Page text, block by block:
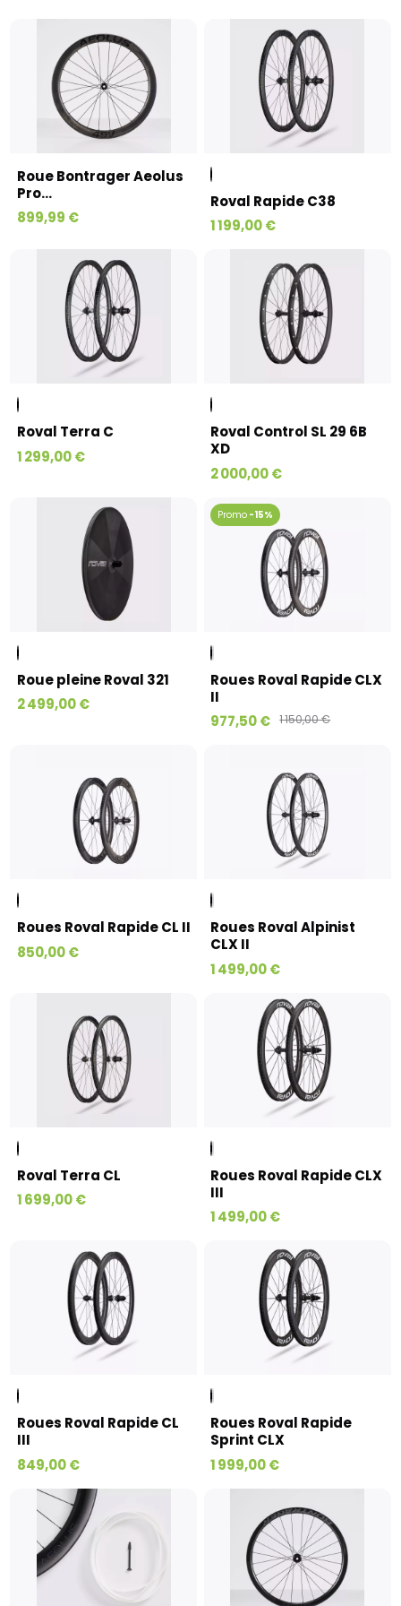
Roue Bontrager Aeolus
Pro...
899,99 €
Roval Rapide C38
1 199,00 €
Roval Terra C
1 299,00 €
Roval Control SL 29 6B
XD
2 000,00 €
Roue pleine Roval 321
2 499,00 €
-15%
Roues Roval Rapide CLX
II
977,50 €
1 150,00 €
Roues Roval Rapide CL II
850,00 €
Roues Roval Alpinist
CLX II
1 499,00 €
Roval Terra CL
1 699,00 €
Roues Roval Rapide CLX
III
1 499,00 €
Roues Roval Rapide CL
III
849,00 €
Roues Roval Rapide
Sprint CLX
1 999,00 €